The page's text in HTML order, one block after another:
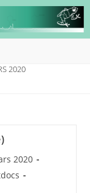
2020
2020